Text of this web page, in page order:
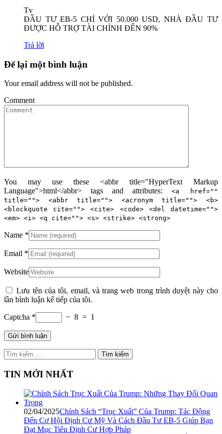
Tv
ĐẦU TƯ EB-5 CHỈ VỚI 50.000 USD, NHÀ ĐẦU TƯ
ĐƯỢC HỖ TRỢ TÀI CHÍNH ĐẾN 90%
Trả lời
Để lại một bình luận
Your email address will not be published.
Comment
You may use these <abbr title="HyperText Markup
Language">html</abbr> tags and attributes: <a href=""
title=""> <abbr title=""> <acronym title=""> <b>
<blockquote cite=""> <cite> <code> <del datetime="">
<em> <i> <q cite=""> <s> <strike> <strong>
Name *
Email *
Website
Lưu tên của tôi, email, và trang web trong trình duyệt này cho
lần bình luận kế tiếp của tôi.
Captcha * − 8 = 1
Tìm
kiếm
cho:
TIN MỚI NHẤT
02/04/2025Chính Sách “Trục Xuất” Của Trump: Tác Động
Đến Cơ Hội Định Cư Mỹ Và Cách Đầu Tư EB-5 Giúp Bạn
Đạt Mục Tiêu Định Cư Hợp Pháp